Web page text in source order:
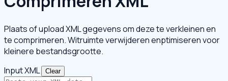
Plaats of upload XML gegevens om deze te verkleinen en
te comprimeren. Witruimte verwijderen enptimiseren voor
kleinere bestandsgrootte.
Input XML
Clear